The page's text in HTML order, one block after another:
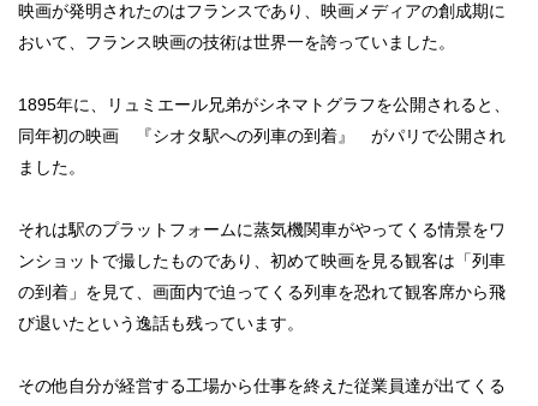
映画が発明されたのはフランスであり、映画メディアの創成期に
おいて、フランス映画の技術は世界一を誇っていました。
1895年に、リュミエール兄弟がシネマトグラフを公開されると、
同年初の映画 『シオタ駅への列車の到着』 がパリで公開され
ました。
それは駅のプラットフォームに蒸気機関車がやってくる情景をワ
ンショットで撮したものであり、初めて映画を見る観客は「列車
の到着」を見て、画面内で迫ってくる列車を恐れて観客席から飛
び退いたという逸話も残っています。
その他自分が経営する工場から仕事を終えた従業員達が出てくる